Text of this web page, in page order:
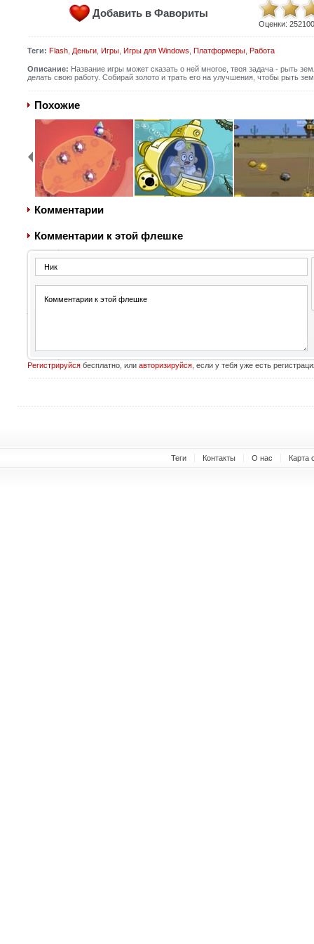
Добавить в Фавориты
Оценки:
Теги: Flash, Деньги, Игры, Игры для Windows Платформеры, Работа
Описание: Название игры может сказать о ней многое, твоя задача - рыть
делать свою работу. Собирай золото и трать его на улучшения, чтобы рыть
Похожие
Комментарии
Комментарии к этой флешке
Регистрируйсябесплатно, или авторизируйся, если у тебя уже есть
Теги Контакты О нас Карта